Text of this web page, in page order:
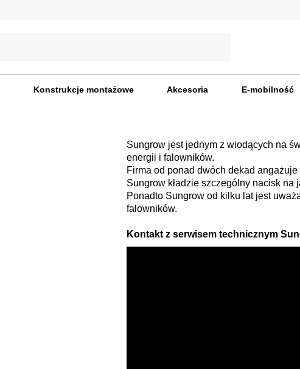
Konstrukcje montażowe Akcesoria E-mobilność
Sungrow jest jednym z wiodących na
energii i falowników.
Firma od ponad dwóch dekad
Sungrow kładzie szczególny nacisk
Ponadto Sungrow od kilku lat jest
falowników.
Kontakt z serwisem technicznym